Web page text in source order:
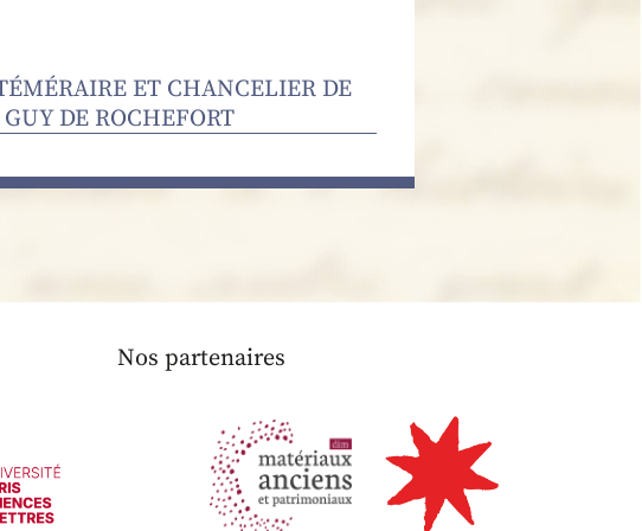
ET CHANCELIER DE
DE ROCHEFORT
Nos partenaires